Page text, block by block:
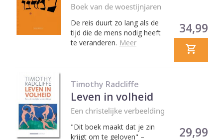
Boek van de woestijnjaren
De reis duurt zo lang als de
tijd die de mens nodig heeft
te veranderen. Meer
Prijs
34,99
Timothy Radcliffe
Leven in volheid
Een christelijke verbeelding
"Dit boek maakt dat je zin
krijgt om te geloven" – Prijs
29,99